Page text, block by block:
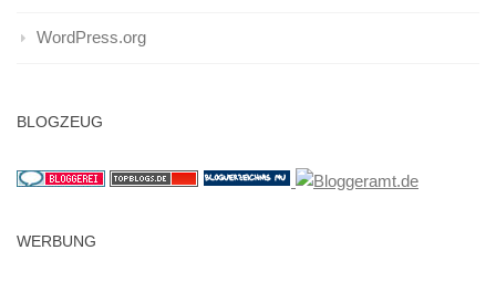
WordPress.org
BLOGZEUG
WERBUNG